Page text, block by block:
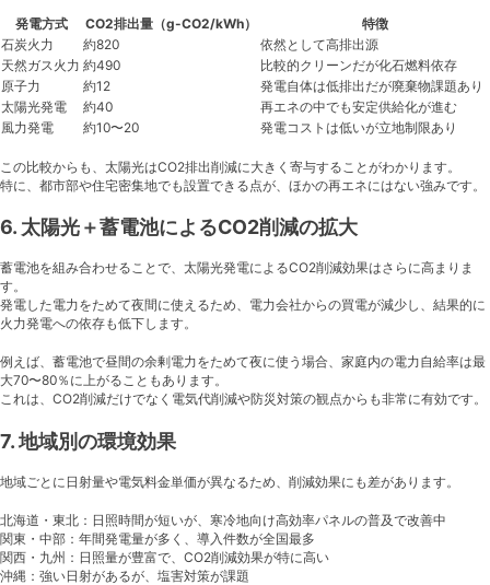
発電方式 CO2排出量（g-CO2/kWh）
特徴
石炭火力
約820
依然として高排出源
天然ガス火力 約490
比較的クリーンだが化石燃料依存
原子力
約12
発電自体は低排出だが廃棄物課題あり
太陽光発電
約40
再エネの中でも安定供給化が進む
風力発電
約10〜20 発電コストは低いが立地制限あり
この比較からも、太陽光はCO2排出削減に大きく寄与することがわかります。
特に、都市部や住宅密集地でも設置できる点が、ほかの再エネにはない強みです。
6. 太陽光＋蓄電池によるCO2削減の拡大
蓄電池を組み合わせることで、太陽光発電によるCO2削減効果はさらに高まりま
す。
発電した電力をためて夜間に使えるため、電力会社からの買電が減少し、結果的に
火力発電への依存も低下します。
例えば、蓄電池で昼間の余剰電力をためて夜に使う場合、家庭内の電力自給率は最
大70〜80％に上がることもあります。
これは、CO2削減だけでなく電気代削減や防災対策の観点からも非常に有効です。
7. 地域別の環境効果
地域ごとに日射量や電気料金単価が異なるため、削減効果にも差があります。
北海道・東北：日照時間が短いが、寒冷地向け高効率パネルの普及で改善中
関東・中部：年間発電量が多く、導入件数が全国最多
関西・九州：日照量が豊富で、CO2削減効果が特に高い
沖縄：強い日射があるが、塩害対策が課題